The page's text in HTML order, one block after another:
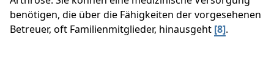
benötigen, die über die Fähigkeiten der vorgesehenen
Betreuer, oft Familienmitglieder, hinausgeht [8].